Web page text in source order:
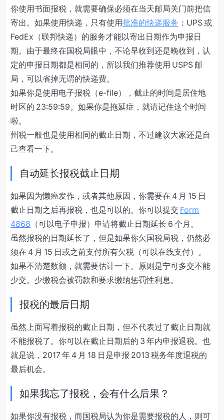
你使用书面报税，就需要确保必须在当天邮局关门前把信
寄出。如果使用快递，只有使用批准的快递服务 ：UPS 或
FedEx（联邦快递）的服务才能以寄出日期作为申报日
期。由于最终在国税局眼中，不论早收到还是晚收到，认
定的申报日期都是相同的，所以我们推荐使用 USPS 邮
局，可以省掉无谓的快递费。
如果你是使用电子报税（e-file），截止的时间是居住地
时区的 23:59:59。如果你是拖延症，就请记住这个时间
啦。
州税一般也是使用相同的截止日期，不过建议大家还是自
己查看一下。
自动延长报税截止日期
如果因为懒癌发作，或者其他原因，你需要在 4 月 15 日
截止日期之后再报税，也是可以的。你可以提交 Form
4868 （可以电子申报）申请将截止日期延长 6 个月。
虽然报税的日期延长了，但是如果你欠国税局税，仍然必
须在 4 月 15 日或之前支付所有欠税（可以在线支付）。
如果不清楚数额，就需要估计一下。原则是宁可多交不能
少交。少缴税会被罚款和要求缴纳惩罚性利息。
报税的最后日期
虽然上面写着报税的截止日期，但不代表过了截止日期就
不能报税了。你可以在截止日期后的 3 年内申报退税。也
就是说，2017 年 4 月 18 日是申报 2013 税务年度退税的
最后机会。
如果我忘了报税，会有什么后果？
如果你没有报税，而国税局认为你是需要报税的人，则可